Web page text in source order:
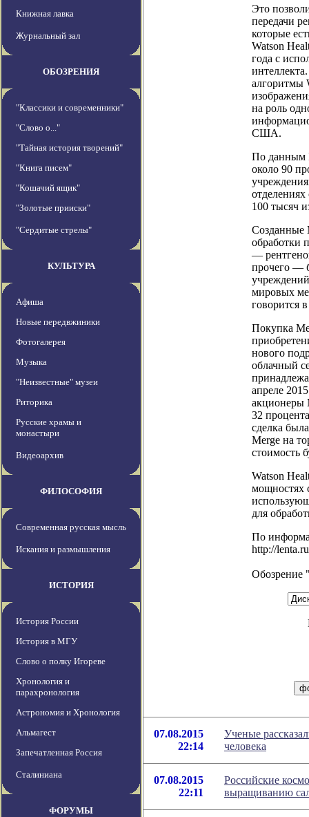
Книжная лавка
Журнальный зал
ОБОЗРЕНИЯ
"Классики и современники"
"Слово о..."
"Тайная история творений"
"Книга писем"
"Кошачий ящик"
"Золотые прииски"
"Сердитые стрелы"
КУЛЬТУРА
Афиша
Новые передвжиники
Фотогалерея
Музыка
"Неизвестные" музеи
Риторика
Русские храмы и
монастыри
Видеоархив
ФИЛОСОФИЯ
Современная русская мысль
Искания и размышления
ИСТОРИЯ
История России
История в МГУ
Слово о полку Игореве
Хронология и
парахронология
Астрономия и Хронология
Альмагест
Запечатленная Россия
Сталиниана
ФОРУМЫ
Это
передачи
которые
Watson
года с
алгоритмы
на роль
США.
По данным
около 90
100 тысяч
Созданные
обработки
—
прочего —
мировых
говорится
Покупка
нового
облачный
апреле
акционеры
32
сделка
Merge на
стоимость
Watson
мощностях
для
По
http://
Обозрение
07.08.2015
22:14
Ученые
человека
07.08.2015
22:11
Российские
выращиванию